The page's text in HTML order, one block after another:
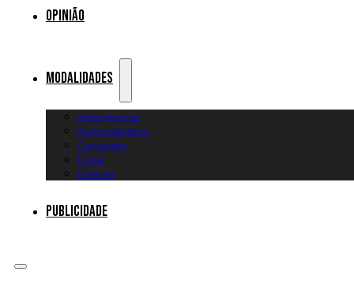
Opinião
Modalidades
Artes Marciais
Automobilismo
Canoagem
Futsal
Diversos
Publicidade